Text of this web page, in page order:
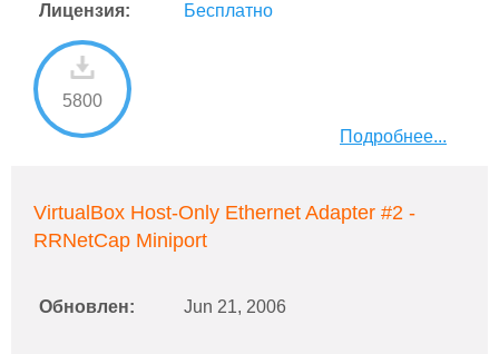
Лицензия: Бесплатно
5800
Подробнее...
VirtualBox Host-Only Ethernet Adapter #2 -
RRNetCap Miniport
Обновлен: Jun 21, 2006